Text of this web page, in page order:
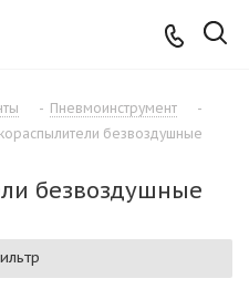
- Пневмоинструмент
-
безвоздушные
безвоздушные